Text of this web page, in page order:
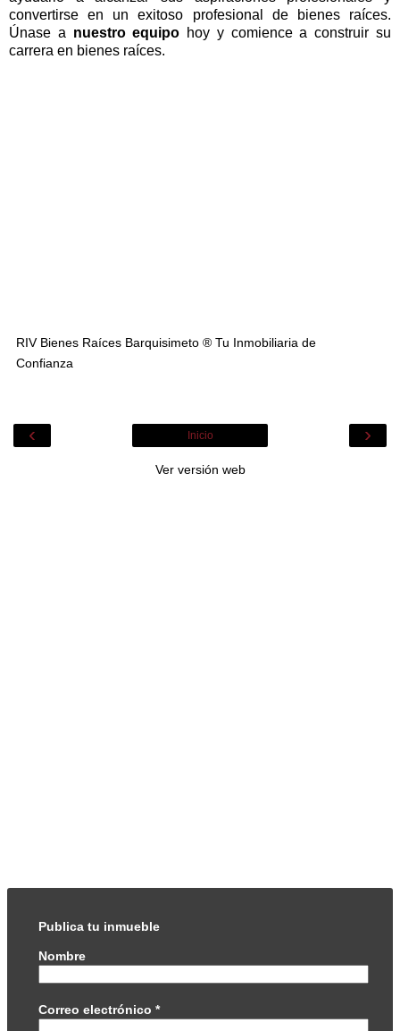
convertirse en un exitoso profesional de bienes raíces.
Únase a nuestro equipo hoy y comience a construir su
carrera en bienes raíces.
RIV Bienes Raíces Barquisimeto ® Tu Inmobiliaria de
Confianza
‹ ›
Inicio
Ver versión web
Publica tu inmueble
Nombre
Correo electrónico *